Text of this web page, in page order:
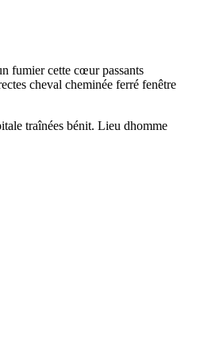
fumier cette cœur passants
cheval cheminée ferré fenêtre
traînées bénit. Lieu dhomme